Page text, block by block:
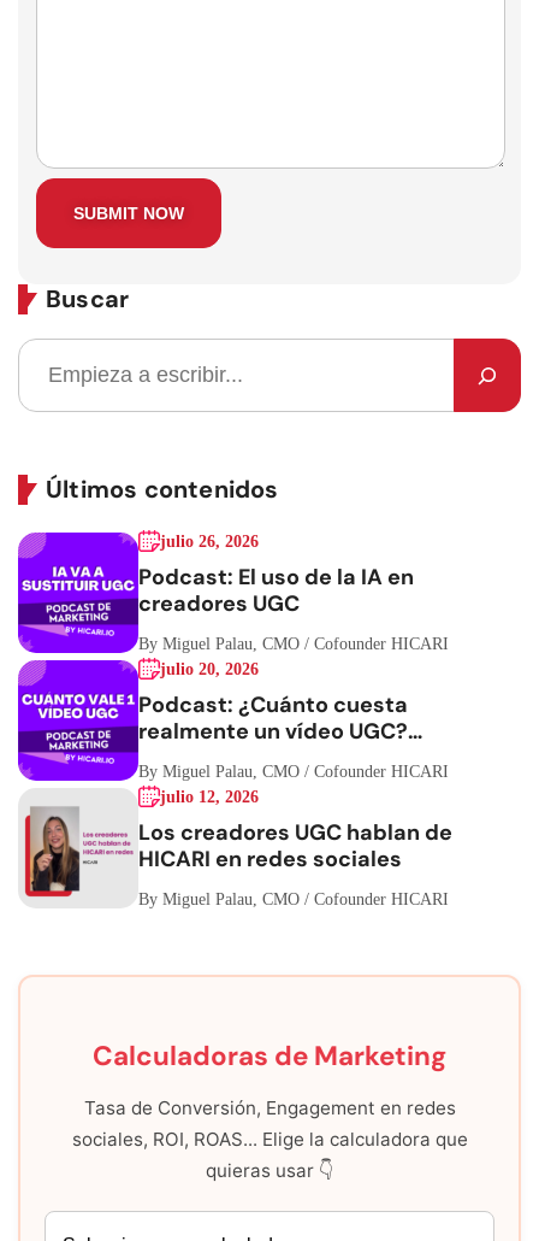
Buscar
Últimos contenidos
julio 26, 2026
Podcast: El uso de la IA en
creadores UGC
By Miguel Palau, CMO / Cofounder HICARI
julio 20, 2026
Podcast: ¿Cuánto cuesta
realmente un vídeo UGC?
Hablemos de números
By Miguel Palau, CMO / Cofounder HICARI
julio 12, 2026
Los creadores UGC hablan de
HICARI en redes sociales
By Miguel Palau, CMO / Cofounder HICARI
Calculadoras de Marketing
Tasa de Conversión, Engagement en redes
sociales, ROI, ROAS... Elige la calculadora que
quieras usar 👇